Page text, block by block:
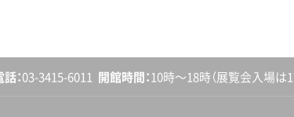
話 03-3415-6011 開館時間 10時〜18時 （展覧会入場は